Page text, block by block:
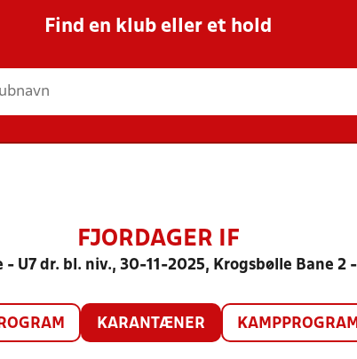
Find en klub eller et hold
FJORDAGER IF
U7 dr. bl. niv., 30-11-2025, Krogsbølle Bane 2
KARANTÆNER